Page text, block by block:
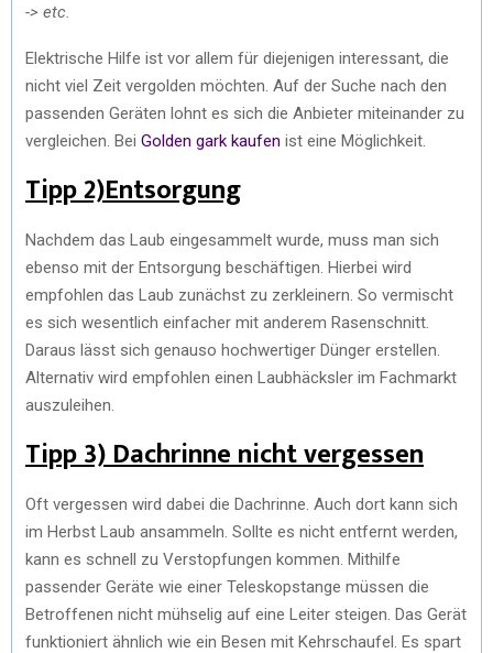
-> etc.
Elektrische Hilfe ist vor allem für diejenigen interessant, die
nicht viel Zeit vergolden möchten. Auf der Suche nach den
passenden Geräten lohnt es sich die Anbieter miteinander zu
vergleichen. Bei Golden gark kaufen ist eine Möglichkeit.
Tipp 2)Entsorgung
Nachdem das Laub eingesammelt wurde, muss man sich
ebenso mit der Entsorgung beschäftigen. Hierbei wird
empfohlen das Laub zunächst zu zerkleinern. So vermischt
es sich wesentlich einfacher mit anderem Rasenschnitt.
Daraus lässt sich genauso hochwertiger Dünger erstellen.
Alternativ wird empfohlen einen Laubhäcksler im Fachmarkt
auszuleihen.
Tipp 3) Dachrinne nicht vergessen
Oft vergessen wird dabei die Dachrinne. Auch dort kann sich
im Herbst Laub ansammeln. Sollte es nicht entfernt werden,
kann es schnell zu Verstopfungen kommen. Mithilfe
passender Geräte wie einer Teleskopstange müssen die
Betroffenen nicht mühselig auf eine Leiter steigen. Das Gerät
funktioniert ähnlich wie ein Besen mit Kehrschaufel. Es spart